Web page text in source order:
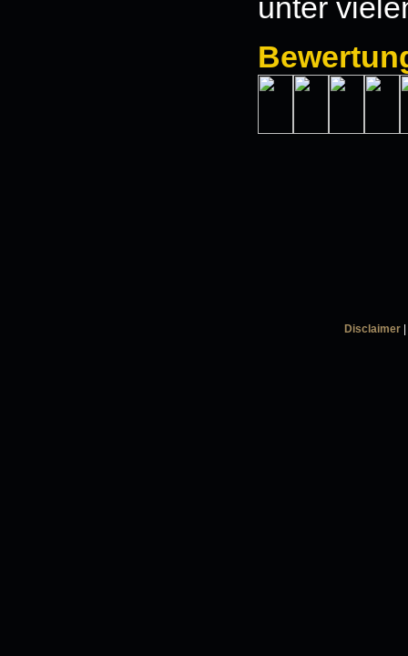
unter
Disclaimer|